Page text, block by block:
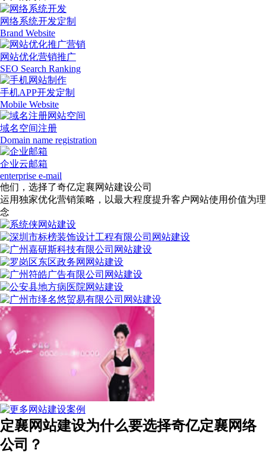
网络系统开发定制
Brand Website
网站优化营销推广
SEO Search Ranking
手机APP开发定制
Mobile Website
域名空间注册
Domain name registration
企业云邮箱
enterprise e-mail
他们，选择了奇亿定襄网站建设公司
运用独家优化营销策略，以最大程度提升客户网站使用价值为理
念
定襄网站建设为什么要选择奇亿定襄网络
公司？